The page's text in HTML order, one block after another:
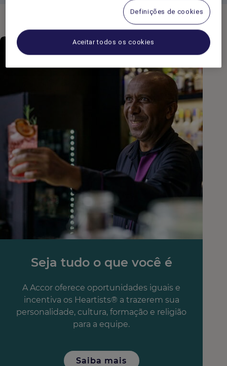
Seja tudo o que você é
A Accor oferece oportunidades iguais e
incentiva os Heartists® a trazerem sua
personalidade, cultura, formação e religião
para a equipe.
Saiba mais
Definições de cookies
Aceitar todos os cookies